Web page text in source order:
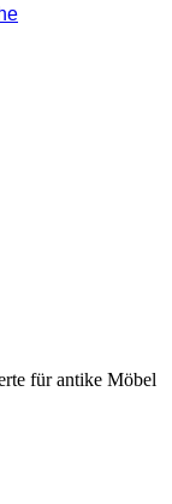
für antike Möbel